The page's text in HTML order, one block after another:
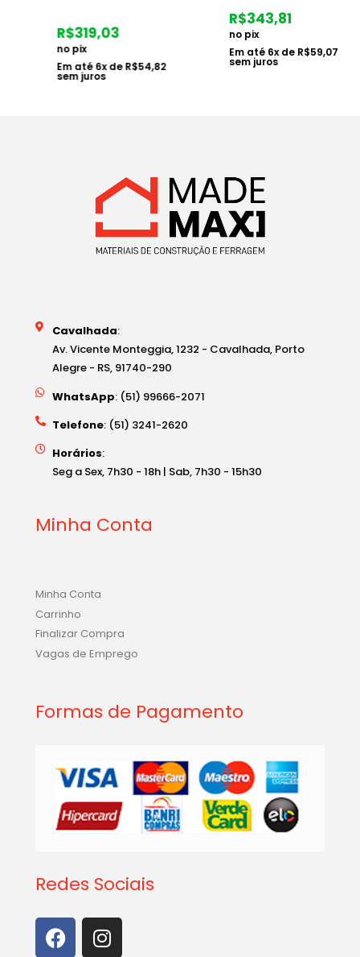
319,03
no pix
Em até6x deR$54,82
sem juros
343,81
Em até6 x de R$59,07
sem juros
Cavalhada:
Av. Vicente Monteggia, 1232 - Cavalhada, Porto
Alegre - RS, 91740-290
WhatsApp: (51) 99666-2071
Telefone: (51) 3241-2620
Horários:
Seg a Sex, 7h30 - 18h | Sab, 7h30 - 15h30
Minha Conta
Minha Conta
Carrinho
Finalizar Compra
Vagas de Emprego
Formas de Pagamento
Redes Sociais